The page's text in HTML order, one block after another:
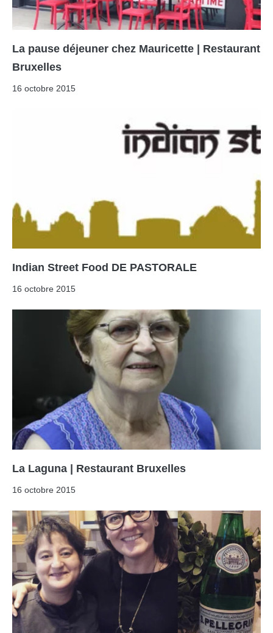
La pause déjeuner chez Mauricette | Restaurant
Bruxelles
16 octobre 2015
Indian Street Food DE PASTORALE
16 octobre 2015
La Laguna | Restaurant Bruxelles
16 octobre 2015